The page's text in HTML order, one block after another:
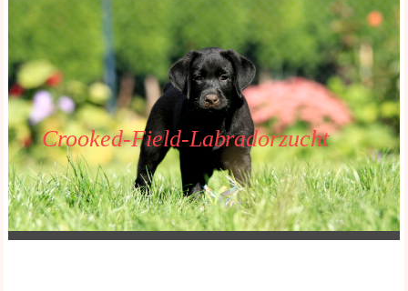
Crooked-Field-Labradorzucht